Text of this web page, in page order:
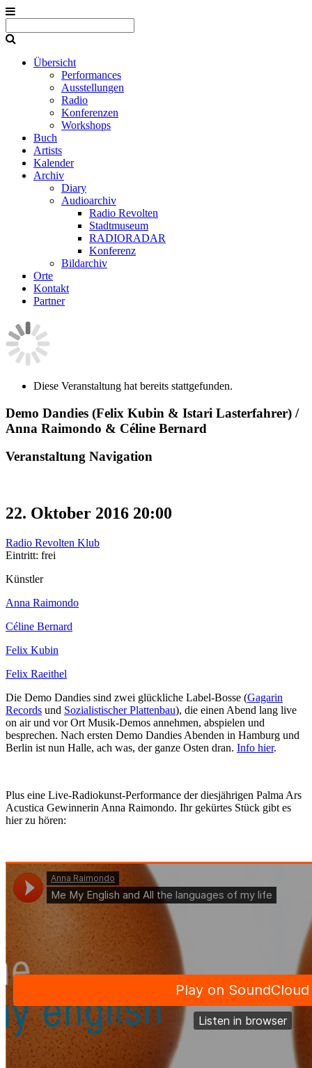
Übersicht
Performances
Ausstellungen
Radio
Konferenzen
Workshops
Buch
Artists
Kalender
Archiv
Diary
Audioarchiv
Radio Revolten
Stadtmuseum
RADIORADAR
Konferenz
Bildarchiv
Orte
Kontakt
Partner
Diese Veranstaltung hat bereits stattgefunden.
Demo Dandies (Felix Kubin & Istari Lasterfahrer) /
Anna Raimondo & Céline Bernard
Veranstaltung Navigation
22. Oktober 2016 20:00
Radio Revolten Klub
Eintritt: frei
Künstler
Anna Raimondo
Céline Bernard
Felix Kubin
Felix Raeithel
Die Demo Dandies sind zwei glückliche Label-Bosse (Gagarin
Records und Sozialistischer Plattenbau), die einen Abend lang live
on air und vor Ort Musik-Demos annehmen, abspielen und
besprechen. Nach ersten Demo Dandies Abenden in Hamburg und
Berlin ist nun Halle, ach was, der ganze Osten dran. Info hier.
Plus eine Live-Radiokunst-Performance der diesjährigen Palma Ars
Acustica Gewinnerin Anna Raimondo. Ihr gekürtes Stück gibt es
hier zu hören: